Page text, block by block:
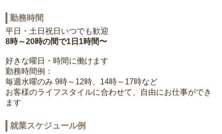
勤務時間
平日・土日祝日いつでも歓迎
8時～20時の間で1日1時間〜
好きな曜日・時間に働けます
勤務時間例：
毎週水曜のみ 9時～12時、14時～17時など
お客様のライフスタイルに合わせて、自由にお仕事ができ
ます
就業スケジュール例